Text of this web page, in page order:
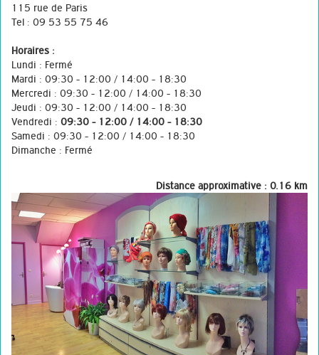
115 rue de Paris
Tel : 09 53 55 75 46
Horaires :
Lundi : Fermé
Mardi : 09:30 - 12:00 / 14:00 - 18:30
Mercredi : 09:30 - 12:00 / 14:00 - 18:30
Jeudi : 09:30 - 12:00 / 14:00 - 18:30
Vendredi : 09:30 - 12:00 / 14:00 - 18:30
Samedi : 09:30 - 12:00 / 14:00 - 18:30
Dimanche : Fermé
Distance approximative : 0.16 km